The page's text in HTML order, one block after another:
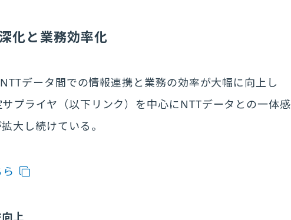
化と業務効率化
データ間での情報連携と業務の効率が大幅に向上し
プライヤ（以下リンク）を中心にNTTデータとの一体感
大し続けている。
上